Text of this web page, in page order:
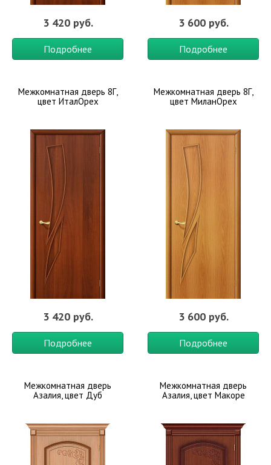
3 420 руб.
Подробнее
3 600 руб.
Подробнее
Межкомнатная дверь 8Г,
цвет ИталОрех
3 420 руб.
Подробнее
Межкомнатная дверь 8Г,
цвет МиланОрех
3 600 руб.
Подробнее
Межкомнатная дверь
Азалия, цвет Дуб
Межкомнатная дверь
Азалия, цвет Макоре